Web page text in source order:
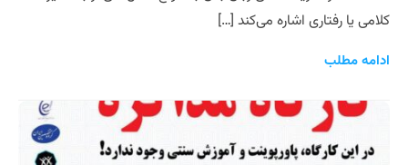
کلامی یا رفتاری اشاره می‌کند […]
ادامه مطلب